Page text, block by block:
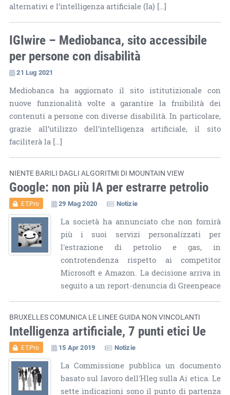
alternativi e l’intelligenza artificiale (Ia) […]
IGIwire – Mediobanca, sito accessibile
per persone con disabilità
21 Lug 2021
Mediobanca ha aggiornato il sito istitutizionale con
nuove funzionalità volte a garantire la fruibilità dei
contenuti a persone con diverse disabilità. In particolare,
grazie all’utilizzo dell’intelligenza artificiale, il sito
faciliterà la […]
NIENTE BARILI DAGLI ALGORITMI DI MOUNTAIN VIEW
Google: non più IA per estrarre petrolio
ET.Pro 29 Mag 2020 Notizie
La società ha annunciato che non fornirà
più i suoi servizi personalizzati per
l'estrazione di petrolio e gas, in
controtendenza rispetto ai competitor
Microsoft e Amazon. La decisione arriva in
seguito a un report-denuncia di Greenpeace
BRUXELLES COMUNICA LE LINEE GUIDA NON VINCOLANTI
Intelligenza artificiale, 7 punti etici Ue
ET.Pro 15 Apr 2019 Notizie
La Commissione pubblica un documento
basato sul lavoro dell'Hleg sulla Ai etica. Le
sette indicazioni sono il punto di partenza